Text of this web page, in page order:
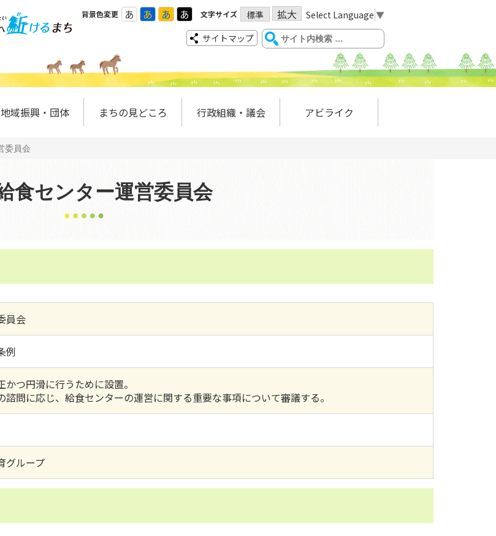
背景色変更 あ あ あ あ 文字サイズ 標準 拡大 Select Language ▼
サイトマップ
地域振興・団体 まちの見どころ 行政組織・議会 アビライク
委員会
食センター運営委員会
員会
例
つ円滑に行うために設置。
問に応じ、給食センターの運営に関する重要な事項について審議する。
グループ